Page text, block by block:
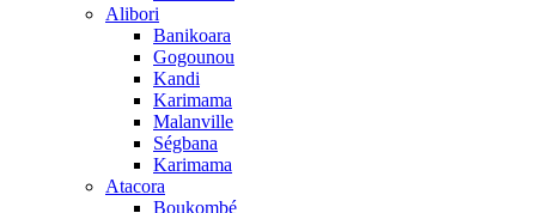
Alibori
Banikoara
Gogounou
Kandi
Karimama
Malanville
Ségbana
Karimama
Atacora
Boukombé